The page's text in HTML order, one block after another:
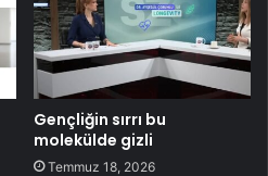
Gençliğin sırrı bu
molekülde gizli
Temmuz 18, 2026